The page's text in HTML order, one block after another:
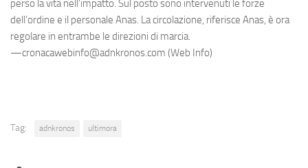
perso la vita nell’impatto. Sul posto sono intervenuti le forze
dell’ordine e il personale Anas. La circolazione, riferisce Anas, è ora
regolare in entrambe le direzioni di marcia.
—cronacawebinfo@adnkronos.com (Web Info)
Tag: adnkronos ultimora